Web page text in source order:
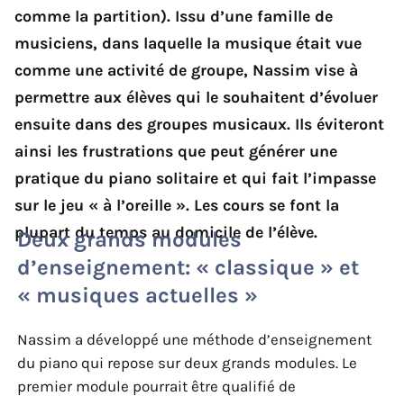
comme la partition). Issu d’une famille de
musiciens, dans laquelle la musique était vue
comme une activité de groupe, Nassim vise à
permettre aux élèves qui le souhaitent d’évoluer
ensuite dans des groupes musicaux. Ils éviteront
ainsi les frustrations que peut générer une
pratique du piano solitaire et qui fait l’impasse
sur le jeu « à l’oreille ». Les cours se font la
plupart du temps au domicile de l’élève.
Deux grands modules
d’enseignement: « classique » et
« musiques actuelles »
Nassim a développé une méthode d’enseignement
du piano qui repose sur deux grands modules. Le
premier module pourrait être qualifié de